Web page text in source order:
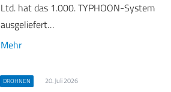
Ltd. hat das 1.000. TYPHOON-System
ausgeliefert…
Mehr
DROHNEN 20. Juli 2026